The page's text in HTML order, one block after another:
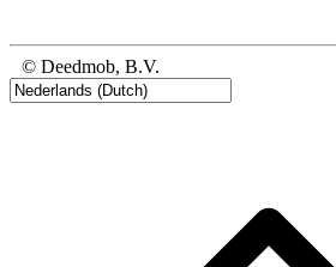
© Deedmob, B.V.